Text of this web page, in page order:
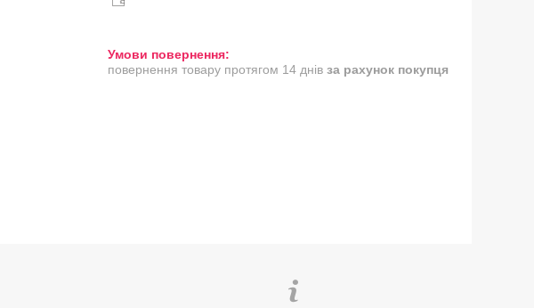
повернення товару протягом 14 днів за рахунок покупця